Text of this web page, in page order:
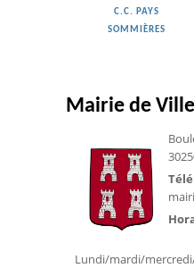
C.C. PAYS
SOMMIÈRES
Mairie de
Lundi/mardi/